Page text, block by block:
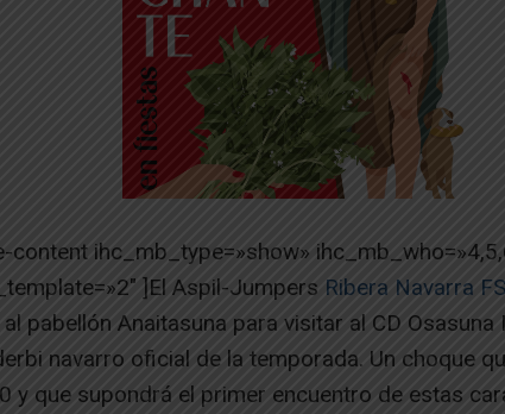
content ihc_mb_type=»show»
]El Aspil-Jumpers Ribera Navarra FS
al pabellón Anaitasuna para visitar al CD Osasuna
navarro oficial de la temporada. Un choque
y que supondrá el primer encuentro de estas